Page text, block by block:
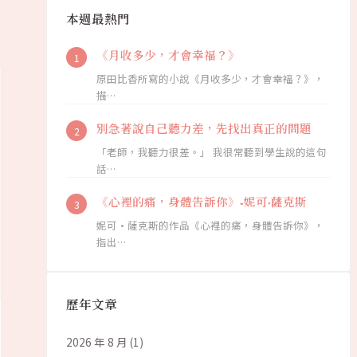
本週最熱門
《月收多少，才會幸福？》
原田比香所寫的小說《月收多少，才會幸福？》，
描…
別急著說自己聽力差，先找出真正的問題
「老師，我聽力很差。」 我很常聽到學生說的這句
話…
《心裡的痛，身體告訴你》-妮可·薩克斯
妮可·薩克斯的作品《心裡的痛，身體告訴你》，
指出…
歷年文章
2026 年 8 月 (1)